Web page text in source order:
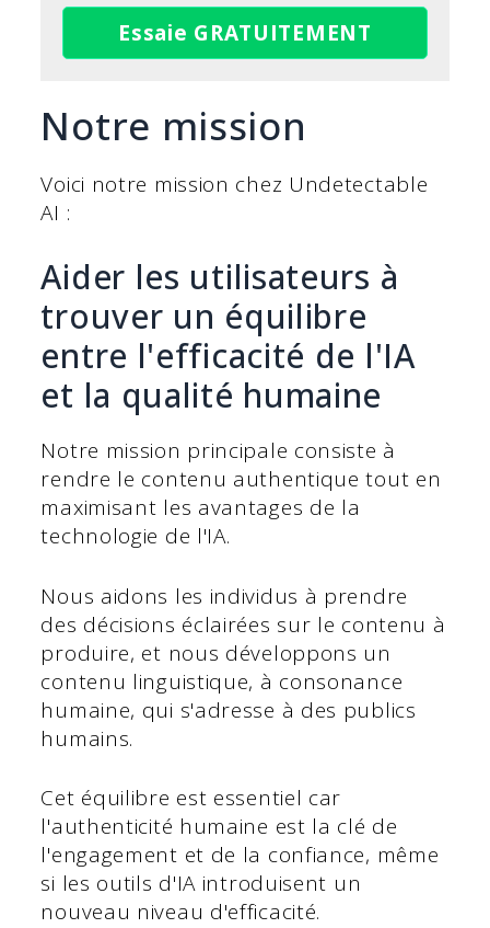
Essaie GRATUITEMENT
Notre mission
Voici notre mission chez Undetectable
AI :
Aider les utilisateurs à
trouver un équilibre
entre l'efficacité de l'IA
et la qualité humaine
Notre mission principale consiste à
rendre le contenu authentique tout en
maximisant les avantages de la
technologie de l'IA.
Nous aidons les individus à prendre
des décisions éclairées sur le contenu à
produire, et nous développons un
contenu linguistique, à consonance
humaine, qui s'adresse à des publics
humains.
Cet équilibre est essentiel car
l'authenticité humaine est la clé de
l'engagement et de la confiance, même
si les outils d'IA introduisent un
nouveau niveau d'efficacité.